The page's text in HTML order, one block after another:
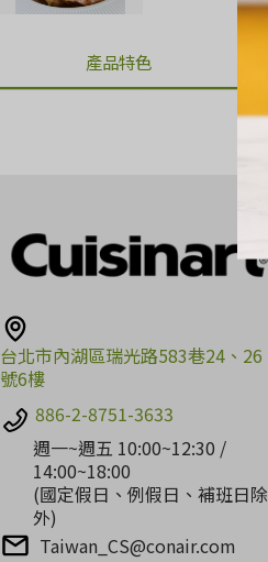
產品特色
台北市內湖區瑞光路583巷24、26
號6樓
886-2-8751-3633
週一~週五 10:00~12:30 /
14:00~18:00
(國定假日、例假日、補班日除
外)
Taiwan_CS@conair.com